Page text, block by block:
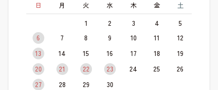
日
月 火 水 木 金 土
1 2 3 4
5
6
7 8 9 10 11
12
13
14 15 16 17 18
19
20
21 22 23 24 25
26
27
28 29
30